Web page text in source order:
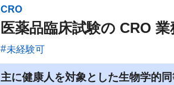
CRO
医薬品臨床試験の CRO
未経験可
主に健康人を対象とした生物学的